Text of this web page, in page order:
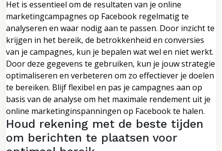
Het is essentieel om de resultaten van je online
marketingcampagnes op Facebook regelmatig te
analyseren en waar nodig aan te passen. Door inzicht te
krijgen in het bereik, de betrokkenheid en conversies
van je campagnes, kun je bepalen wat wel en niet werkt.
Door deze gegevens te gebruiken, kun je jouw strategie
optimaliseren en verbeteren om zo effectiever je doelen
te bereiken. Blijf flexibel en pas je campagnes aan op
basis van de analyse om het maximale rendement uit je
online marketinginspanningen op Facebook te halen.
Houd rekening met de beste tijden
om berichten te plaatsen voor